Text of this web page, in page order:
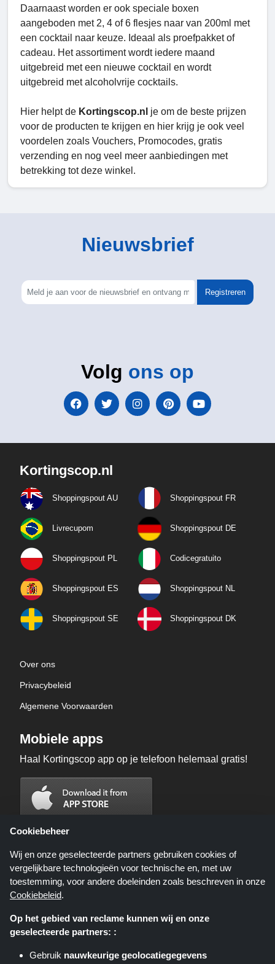
Daarnaast worden er ook speciale boxen
aangeboden met 2, 4 of 6 flesjes naar van 200ml met
een cocktail naar keuze. Ideaal als proefpakket of
cadeau. Het assortiment wordt iedere maand
uitgebreid met een nieuwe cocktail en wordt
uitgebreid met alcoholvrije cocktails.
Hier helpt de Kortingscop.nl je om de beste prijzen
voor de producten te krijgen en hier krijg je ook veel
voordelen zoals Vouchers, Promocodes, gratis
verzending en nog veel meer aanbiedingen met
betrekking tot deze winkel.
Nieuwsbrief
Registreren
Volg ons op
Kortingscop.nl
Shoppingspout AU Shoppingspout FR
Livrecupom Shoppingspout DE
Shoppingspout PL Codicegratuito
Shoppingspout ES Shoppingspout NL
Shoppingspout SE Shoppingspout DK
Over ons
Privacybeleid
Algemene Voorwaarden
Mobiele apps
Haal Kortingscop app op je telefoon helemaal gratis!
Kortingscop.nl is een website die u deals, kortingen en kortingscodes biedt;
affiliate netwerken. Kortingscop.nl of zijn medewerkers maken geen deel uit
Cookiebeheer
Wij en onze geselecteerde partners gebruiken cookies of
vergelijkbare technologieën voor technische en, met uw
toestemming, voor andere doeleinden zoals beschreven in onze
Cookiebeleid.
Op het gebied van reclame kunnen wij en onze
geselecteerde partners: :
Gebruik nauwkeurige geolocatiegegevens